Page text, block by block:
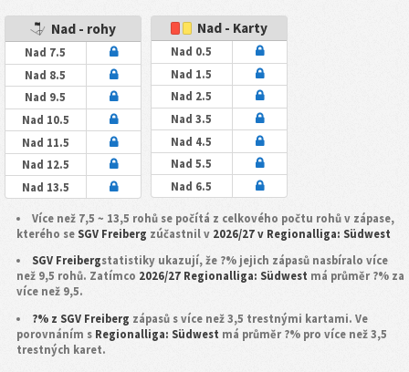
Nad - rohy
Nad 7.5
Nad 8.5
Nad 9.5
Nad 10.5
Nad 11.5
Nad 12.5
Nad 13.5
Nad - Karty
Nad 0.5
Nad 1.5
Nad 2.5
Nad 3.5
Nad 4.5
Nad 5.5
Nad 6.5
Více než 7,5 ~ 13,5 rohů se počítá z celkového počtu rohů v zápase,
kterého se SGV Freiberg zúčastnil v 2026/27 v Regionalliga: Südwest
SGV Freibergstatistiky ukazují, že ?% jejich zápasů nasbíralo více
než 9,5 rohů. Zatímco 2026/27 Regionalliga: Südwest má průměr ?% za
více než 9,5.
?% z SGV Freiberg zápasů s více než 3,5 trestnými kartami. Ve
porovnáním s Regionalliga: Südwest má průměr ?% pro více než 3,5
trestných karet.